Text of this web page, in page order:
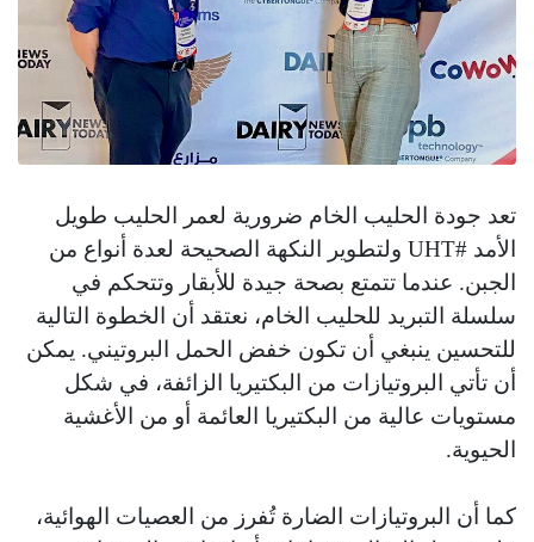
تعد جودة الحليب الخام ضرورية لعمر الحليب طويل
الأمد #UHT ولتطوير النكهة الصحيحة لعدة أنواع من
الجبن. عندما تتمتع بصحة جيدة للأبقار وتتحكم في
سلسلة التبريد للحليب الخام، نعتقد أن الخطوة التالية
للتحسين ينبغي أن تكون خفض الحمل البروتيني. يمكن
أن تأتي البروتيازات من البكتيريا الزائفة، في شكل
مستويات عالية من البكتيريا العائمة أو من الأغشية
الحيوية.
كما أن البروتيازات الضارة تُفرز من العصيات الهوائية،